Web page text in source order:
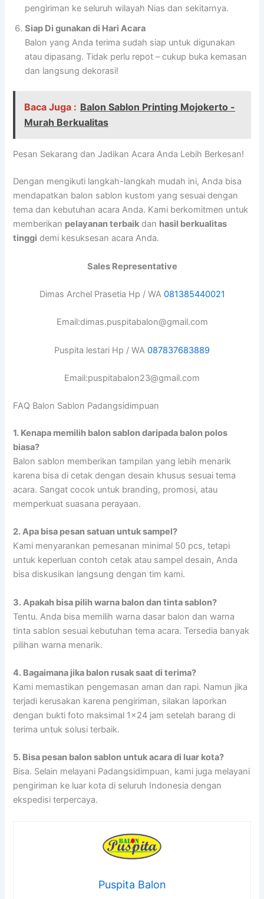
pengiriman ke seluruh wilayah Nias dan sekitarnya.
Siap Di gunakan di Hari Acara
Balon yang Anda terima sudah siap untuk digunakan
atau dipasang. Tidak perlu repot – cukup buka kemasan
dan langsung dekorasi!
Baca Juga : Balon Sablon Printing Mojokerto -
Murah Berkualitas
Pesan Sekarang dan Jadikan Acara Anda Lebih Berkesan!
Dengan mengikuti langkah-langkah mudah ini, Anda bisa
mendapatkan balon sablon kustom yang sesuai dengan
tema dan kebutuhan acara Anda. Kami berkomitmen untuk
memberikan pelayanan terbaik dan hasil berkualitas
tinggi demi kesuksesan acara Anda.
Sales Representative
Dimas Archel Prasetia Hp / WA 081385440021
Email:dimas.puspitabalon@gmail.com
Puspita lestari Hp / WA 087837683889
Email:puspitabalon23@gmail.com
FAQ Balon Sablon Padangsidimpuan
1. Kenapa memilih balon sablon daripada balon polos
biasa?
Balon sablon memberikan tampilan yang lebih menarik
karena bisa di cetak dengan desain khusus sesuai tema
acara. Sangat cocok untuk branding, promosi, atau
memperkuat suasana perayaan.
2.Apa bisa pesan satuan untuk sampel?
Kami menyarankan pemesanan minimal 50 pcs, tetapi
untuk keperluan contoh cetak atau sampel desain, Anda
bisa diskusikan langsung dengan tim kami.
3.Apakah bisa pilih warna balon dan tinta sablon?
Tentu. Anda bisa memilih warna dasar balon dan warna
tinta sablon sesuai kebutuhan tema acara. Tersedia banyak
pilihan warna menarik.
4. Bagaimana jika balon rusak saat di terima?
Kami memastikan pengemasan aman dan rapi. Namun jika
terjadi kerusakan karena pengiriman, silakan laporkan
dengan bukti foto maksimal 1×24 jam setelah barang di
terima untuk solusi terbaik.
5. Bisa pesan balon sablon untuk acara di luar kota?
Bisa. Selain melayani Padangsidimpuan, kami juga melayani
pengiriman ke luar kota di seluruh Indonesia dengan
ekspedisi terpercaya.
Puspita Balon